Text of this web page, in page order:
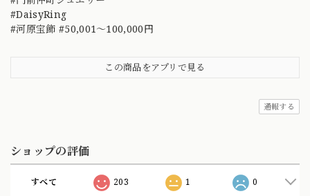
#DaisyRing
#河原宝飾 #50,001～100,000円
この商品をアプリで見る
通報する
ショップの評価
すべて 203 1 0